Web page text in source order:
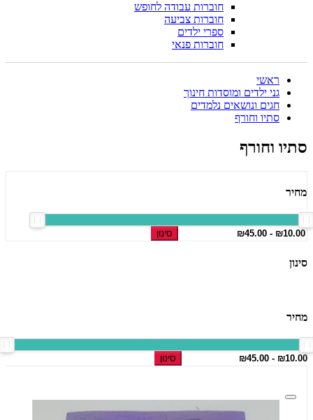
חוברות עבודה לחופש
חוברות צביעה
ספרי ילדים
חוברות פנאי
ראשי
גני ילדים ומוסדות חינוך
חגים ונושאים נלמדים
סתיו וחורף
סתיו וחורף
מחיר
סינון
סינון
מחיר
סינון